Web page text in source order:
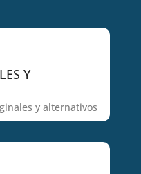
Y
y alternativos